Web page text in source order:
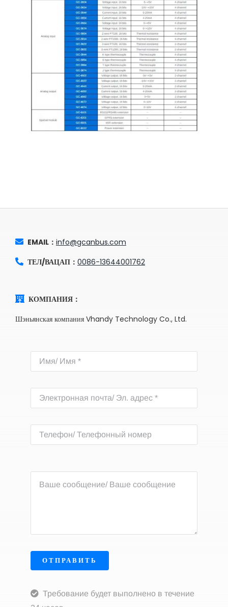
EMAIL： info@gcanbus.com
ТЕЛ/ВАЦАП： 0086-13644001762
КОМПАНИЯ：
Шэньянская компания Vhandy Technology Co., Ltd.
ОТПРАВИТЬ
Требование будет выполнено в течение